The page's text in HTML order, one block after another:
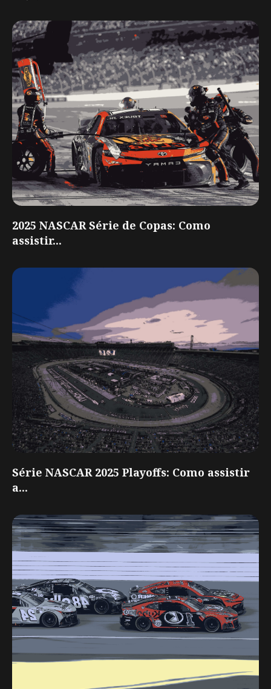
2025 NASCAR Série de Copas: Como
assistir...
Série NASCAR 2025 Playoffs: Como assistir
a...